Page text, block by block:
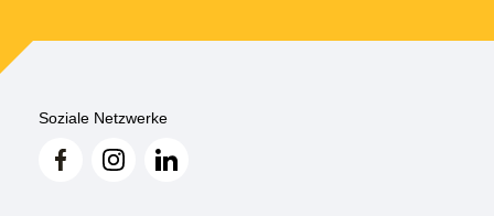
Soziale Netzwerke